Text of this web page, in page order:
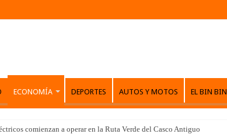
ECONOMÍA DEPORTES AUTOS Y MOTOS EL BIN BIN
comienzan a operar en la Ruta Verde del Casco Antiguo